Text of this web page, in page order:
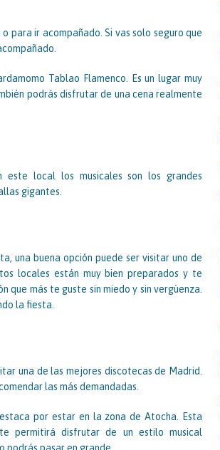
para ir acompañado. Si vas solo seguro que
Tablao Flamenco. Es un lugar muy
podrás disfrutar de una cena realmente
local los musicales son los grandes
gigantes.
una buena opción puede ser visitar uno de
locales están muy bien preparados y te
más te guste sin miedo y sin vergüenza.
la fiesta.
una de las mejores discotecas de Madrid.
las más demandadas.
por estar en la zona de Atocha. Esta
permitirá disfrutar de un estilo musical